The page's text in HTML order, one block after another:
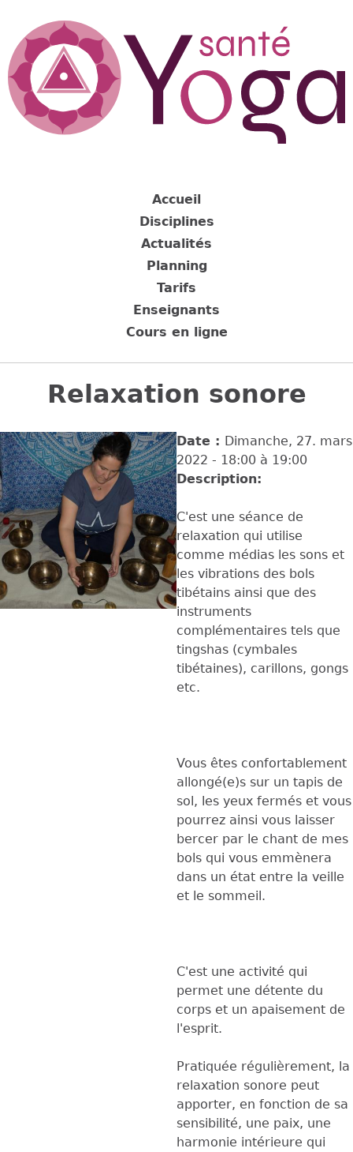
navigation
Back
Relaxation sonore
Date : Dimanche, 27. mars
2022 - 18:00 à 19:00
Description:
C'est une séance de
relaxation qui utilise
comme médias les sons et
les vibrations des bols
tibétains ainsi que des
instruments
complémentaires tels que
tingshas (cymbales
tibétaines), carillons, gongs
etc.
Vous êtes confortablement
allongé(e)s sur un tapis de
sol, les yeux fermés et vous
pourrez ainsi vous laisser
bercer par le chant de mes
bols qui vous emmènera
dans un état entre la veille
et le sommeil.
C'est une activité qui
permet une détente du
corps et un apaisement de
l'esprit.
Pratiquée régulièrement, la
relaxation sonore peut
apporter, en fonction de sa
sensibilité, une paix, une
harmonie intérieure qui
Accueil
Disciplines
Actualités
Planning
Tarifs
Enseignants
Cours en ligne